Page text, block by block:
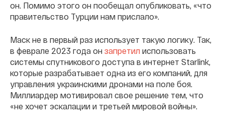
он. Помимо этого он пообещал опубликовать, «что
правительство Турции нам прислало».
Маск не в первый раз использует такую логику. Так,
в феврале 2023 года он запретил использовать
системы спутникового доступа в интернет Starlink,
которые разрабатывает одна из его компаний, для
управления украинскими дронами на поле боя.
Миллиардер мотивировал свое решение тем, что
«не хочет эскалации и третьей мировой войны».